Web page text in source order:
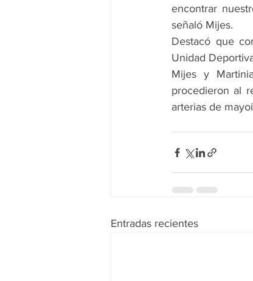
encontrar
señaló Mijes.
Destacó que
Unidad
Mijes y
procedieron al
arterias de
Entradas recientes